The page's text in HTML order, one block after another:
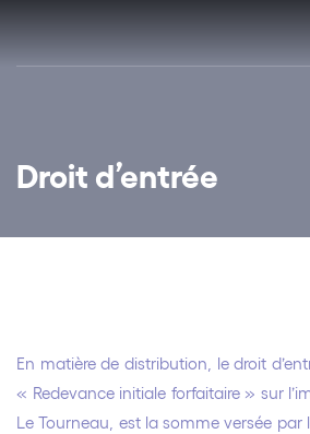
Droit d’entrée
En matière de distribution, le droit
« Redevance initiale forfaitaire » sur
Le Tourneau, est la somme versée